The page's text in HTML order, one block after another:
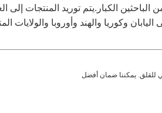
الكبار.يتم توريد المنتجات إلى
وكوريا والهند وأوروبا والولايات
للقلق. يمكننا ضمان أفضل